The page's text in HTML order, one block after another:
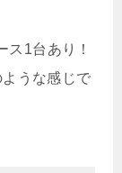
1台あり！
うな感じで